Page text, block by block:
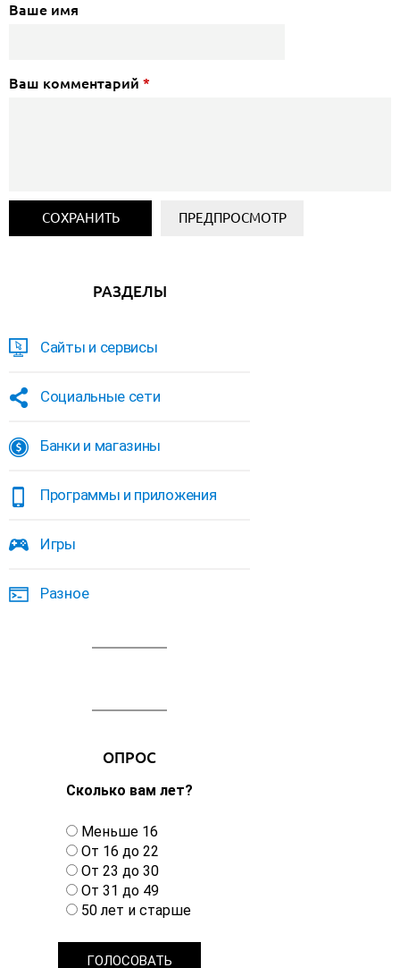
Ваше имя
Ваш комментарий *
РАЗДЕЛЫ
Сайты и сервисы
Социальные сети
Банки и магазины
Программы и приложения
Игры
Разное
ОПРОС
Сколько вам лет?
В
а
р
и
а
Меньше 16
От 16 до 22
От 23 до 30
От 31 до 49
50 лет и старше